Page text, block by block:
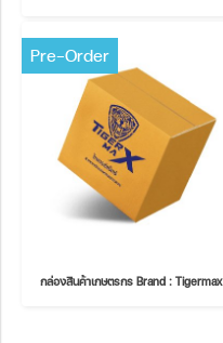
Pre-Order
กล่องสินค้าเกษตรกร Brand : Tigermax